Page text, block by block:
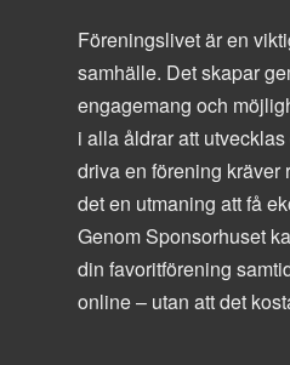
Föreningslivet är en
samhälle. Det skapar
engagemang och
i alla åldrar att
driva en förening kräver
det en utmaning att få
Genom Sponsorhuset
din favoritförening
online – utan att det